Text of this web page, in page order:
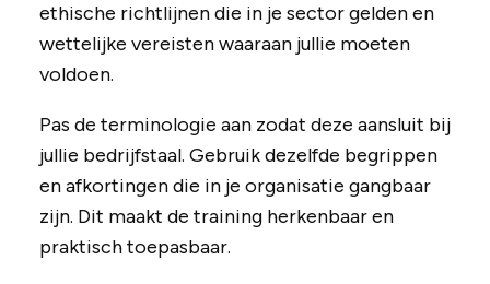
ethische richtlijnen die in je sector gelden en
wettelijke vereisten waaraan jullie moeten
voldoen.
Pas de terminologie aan zodat deze aansluit bij
jullie bedrijfstaal. Gebruik dezelfde begrippen
en afkortingen die in je organisatie gangbaar
zijn. Dit maakt de training herkenbaar en
praktisch toepasbaar.